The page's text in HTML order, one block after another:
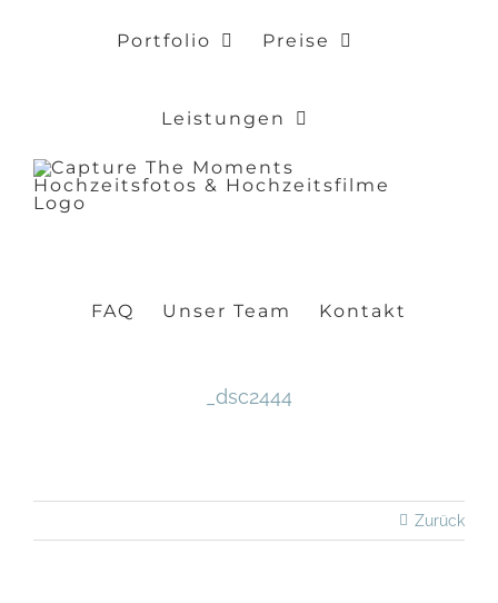
Portfolio Preise
Leistungen
FAQ Unser Team Kontakt
_dsc2444
Zurück